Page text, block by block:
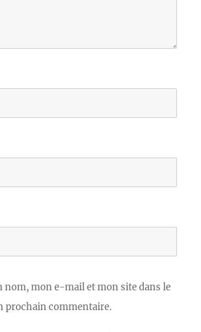
nom, mon e-mail et mon site dans le
prochain commentaire.